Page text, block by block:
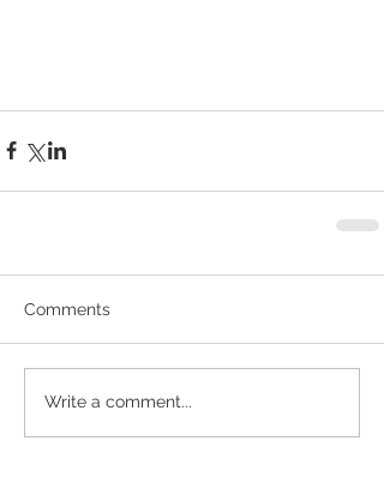
Comments
Write a comment...